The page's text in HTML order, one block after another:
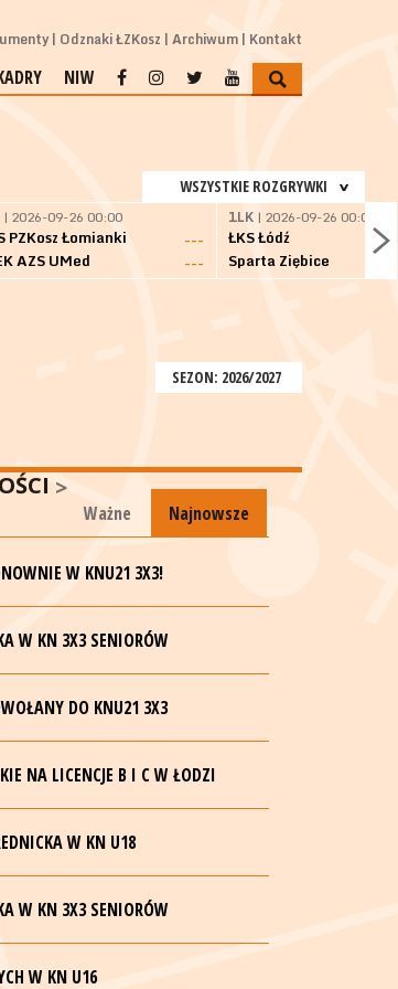
Odznaki ŁZKosz Archiwum Kontakt
NIW
WSZYSTKIE ROZGRYWKI
| 2026-09-26 00:00
PZKosz Łomianki
---
AZS UMed
---
1LK | 2026-09-26 00:00
ŁKS Łódź
Sparta Ziębice
SEZON: 2026/2027
Najnowsze
Ważne
W KNU21 3X3!
W KN 3X3 SENIORÓW
DO KNU21 3X3
NA LICENCJE B I C W ŁODZI
W KN U18
W KN 3X3 SENIORÓW
W KN U16